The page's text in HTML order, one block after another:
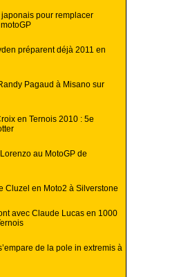
pour remplacer
préparent déjà 2011 en
Pagaud à Misano sur
en Ternois 2010 : 5e
au MotoGP de
Cluzel en Moto2 à Silverstone
avec Claude Lucas en 1000
de la pole in extremis à